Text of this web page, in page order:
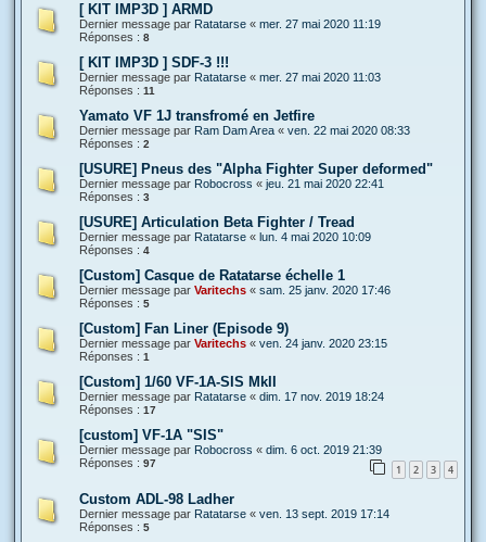
[ KIT IMP3D ] ARMD
Dernier message par Ratatarse « mer. 27 mai 2020 11:19
Réponses : 8
[ KIT IMP3D ] SDF-3 !!!
Dernier message par Ratatarse « mer. 27 mai 2020 11:03
Réponses : 11
Yamato VF 1J transfromé en Jetfire
Dernier message par Ram Dam Area « ven. 22 mai 2020 08:33
Réponses : 2
[USURE] Pneus des "Alpha Fighter Super deformed"
Dernier message par Robocross « jeu. 21 mai 2020 22:41
Réponses : 3
[USURE] Articulation Beta Fighter / Tread
Dernier message par Ratatarse « lun. 4 mai 2020 10:09
Réponses : 4
[Custom] Casque de Ratatarse échelle 1
Dernier message par Varitechs « sam. 25 janv. 2020 17:46
Réponses : 5
[Custom] Fan Liner (Episode 9)
Dernier message par Varitechs « ven. 24 janv. 2020 23:15
Réponses : 1
[Custom] 1/60 VF-1A-SIS MkII
Dernier message par Ratatarse « dim. 17 nov. 2019 18:24
Réponses : 17
[custom] VF-1A "SIS"
Dernier message par Robocross « dim. 6 oct. 2019 21:39
Réponses : 97 1 2 3 4
Custom ADL-98 Ladher
Dernier message par Ratatarse « ven. 13 sept. 2019 17:14
Réponses : 5